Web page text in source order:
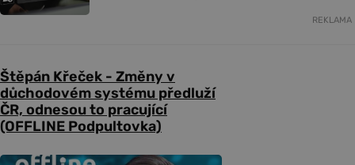
REKLAMA
Štěpán Křeček - Změny v
důchodovém systému předluží
ČR, odnesou to pracující
(OFFLINE Podpultovka)